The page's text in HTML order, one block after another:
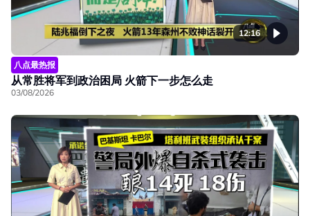
12:16
八点最热报
从常胜将军到政治困局 火箭下一步怎么走
03/08/2026